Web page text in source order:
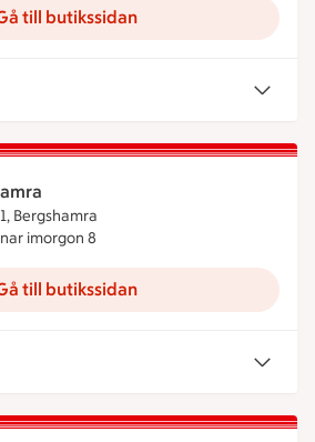
till butikssidan
Bergshamra
har stängt idag, öppnar imorgon
imorgon 8
till butikssidan